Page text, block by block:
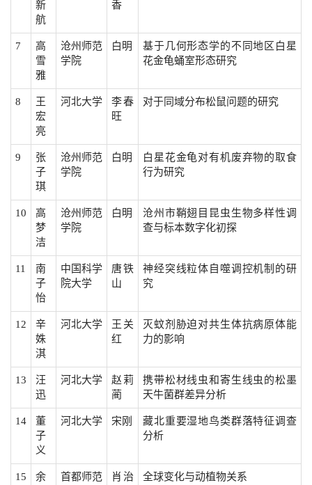
新
航
香
7
高
雪
雅
沧州师范
学院
白明
基于几何形态学的不同地区白星
花金龟蛹室形态研究
8
王
宏
亮
河北大学
李春
旺
对于同域分布松鼠问题的研究
9
张
子
琪
沧州师范
学院
白明
白星花金龟对有机废弃物的取食
行为研究
10
高
梦
洁
沧州师范
学院
白明
沧州市鞘翅目昆虫生物多样性调
查与标本数字化初探
11
南
子
怡
中国科学
院大学
唐铁
山
神经突线粒体自噬调控机制的研
究
12
辛
姝
淇
河北大学
王关
红
灭蚊剂胁迫对共生体抗病原体能
力的影响
13
汪
迅
河北大学
赵莉
蔺
携带松材线虫和寄生线虫的松墨
天牛菌群差异分析
14
董
子
义
河北大学 宋刚
藏北重要湿地鸟类群落特征调查
分析
15
余
首都师范
肖治
全球变化与动植物关系